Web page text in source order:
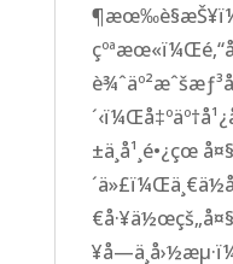
±ä¸å¹¸é•¿çœ